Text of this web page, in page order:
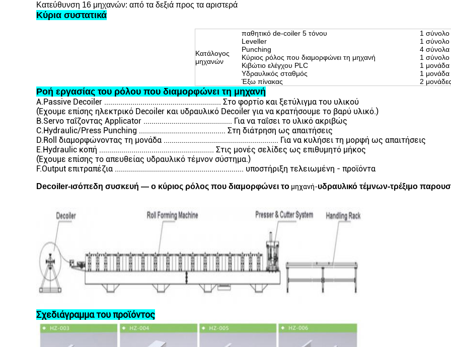
Κατεύθυνση 16 μηχανών: από τα δεξιά προς τα αριστερά
Κύρια συστατικά
Κατάλογος
μηχανών
παθητικό de-coiler 5 τόνου
1 σύνολο
Leveller
1 σύνολο
Punching
4 σύνολα
Κύριος ρόλος που διαμορφώνει τη μηχανή
1 σύνολο
Κιβώτιο ελέγχου PLC
1 μονάδα
Υδραυλικός σταθμός
1 μονάδα
Έξω πίνακας
2 μονάδες
Ροή εργασίας του ρόλου που διαμορφώνει τη μηχανή
A.Passive Decoiler .......................................................... Στο φορτίο και ξετύλιγμα του υλικού
(Έχουμε επίσης ηλεκτρικό Decoiler και υδραυλικό Decoiler για να κρατήσουμε το βαρύ υλικό.)
B.Servo ταΐζοντας Applicator ............................................ Για να ταΐσει το υλικό ακριβώς
C.Hydraulic/Press Punching ........................................... Στη διάτρηση ως απαιτήσεις
D.Roll διαμορφώνοντας τη μονάδα ......................................................... Για να κυλήσει τη μορφή ως απαιτήσεις
E.Hydraulic κοπή ......................................................... Στις μονές σελίδες ως επιθυμητό μήκος
(Έχουμε επίσης το απευθείας υδραυλικό τέμνον σύστημα.)
F.Output επιτραπέζια ................................................................ υποστήριξη τελειωμένη - προϊόντα
Decoiler-ισόπεδη συσκευή — ο κύριος ρόλος που διαμορφώνει το μηχανή-υδραυλικό τέμνων-τρέξιμο
Σχεδιάγραμμα του προϊόντος